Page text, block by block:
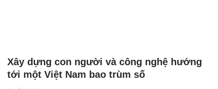
Xây dựng con người và công nghệ hướng
tới một Việt Nam bao trùm số